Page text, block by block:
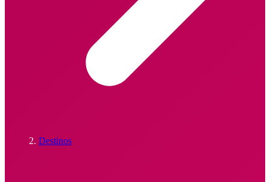
Destinos